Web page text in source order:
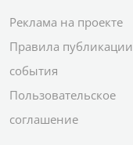
Реклама на проекте
Правила публикации
события
Пользовательское
соглашение